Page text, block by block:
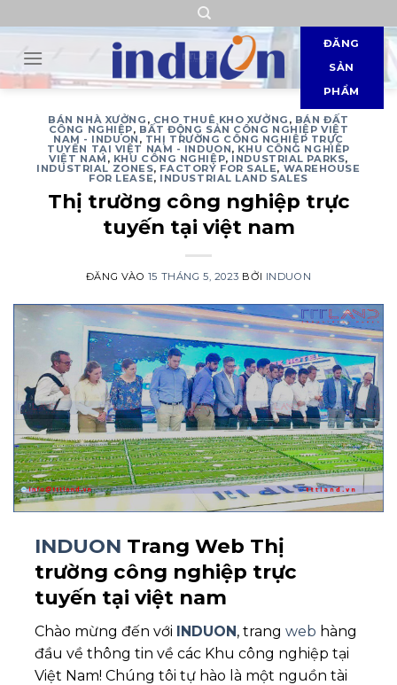
qua
dung
ĐĂNG
SẢN
PHẨM
BÁN NHÀ XƯỞNG , CHO THUÊ KHO XƯỞNG , BÁN ĐẤT
CÔNG NGHIỆP, BẤT ĐỘNG SẢN CÔNG NGHIỆP VIỆT
NAM - INDUON , THỊ TRƯỜNG CÔNG NGHIỆP TRỰC
TUYẾN TẠI VIỆT NAM - INDUON, KHU CÔNG NGHIÊP
VIỆT NAM , KHU CÔNG NGHIỆP, INDUSTRIAL PARKS,
INDUSTRIAL ZONES, FACTORY FOR SALE, WAREHOUSE
FOR LEASE, INDUSTRIAL LAND SALES
Thị trường công nghiệp trực
tuyến tại việt nam
ĐĂNG VÀO 15 THÁNG 5, 2023 BỞI INDUON
INDUON Trang Web Thị
trường công nghiệp trực
tuyến tại việt nam
Chào mừng đến với INDUON, trang web hàng
đầu về thông tin về các Khu công nghiệp tại
Việt Nam! Chúng tôi tự hào là một nguồn tài